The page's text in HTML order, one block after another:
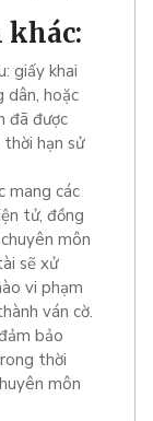
khác:
giấy khai
dân, hoặc
đã được
hạn sử
mang các
tử, đồng
môn
sẽ xử
vi phạm
ván cờ.
bảo
thời
môn